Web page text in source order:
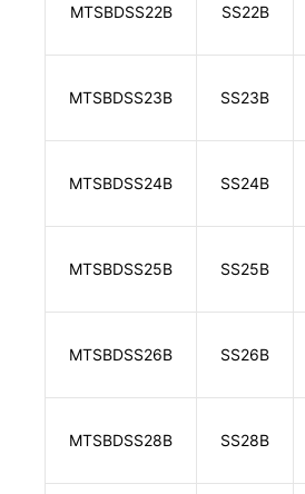
MTSBDSS22B SS22B
MTSBDSS23B SS23B
MTSBDSS24B SS24B
MTSBDSS25B SS25B
MTSBDSS26B SS26B
MTSBDSS28B SS28B